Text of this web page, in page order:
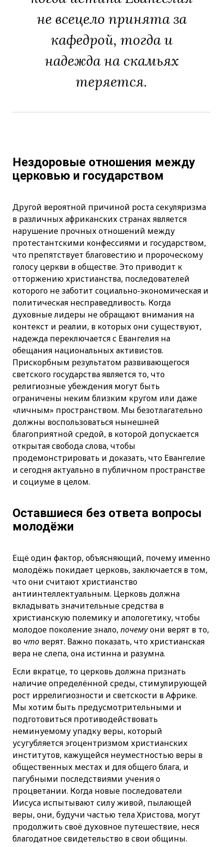
не всецело принята за
кафедрой, тогда и
надежда на скамьях
теряется.
Нездоровые отношения между
церковью и государством
Другой вероятной причиной роста секуляризма
в различных африканских странах является
нарушение прочных отношений между
протестантскими конфессиями и государством,
что препятствует благовестию и пророческому
голосу церкви в обществе. Это приводит к
отторжению христианства, последователей
которого не заботит социально-экономическая и
политическая несправедливость. Когда
духовные лидеры не обращают внимания на
контекст и реалии, в которых они существуют,
надежда переключается с Евангелия на
обещания национальных активистов.
Прискорбным результатом развивающегося
светского государства является то, что
религиозные убеждения могут быть
ограничены неким близким кругом или даже
«личным» пространством. Мы безотлагательно
должны воспользоваться нынешней
благоприятной средой, в которой допускается
открытая свобода слова, чтобы
продемонстрировать и доказать, что Евангелие
и сегодня актуально в публичном пространстве
и социуме в целом.
Оставшиеся без ответа вопросы
молодёжи
Ещё один фактор, объясняющий, почему именно
молодёжь покидает церковь, заключается в том,
что они считают христианство
антиинтеллектуальным. Церковь должна
вкладывать значительные средства в
христианскую полемику и апологетику, чтобы
молодое поколение знало, почемуони верят в то,
во что верят. Важно показать, что христианская
вера не слепа, она истинна и разумна.
Если вкратце, то церковь должна признать
наличие определённой среды, стимулирующей
рост иррелигиозности и светскости в Африке.
Мы хотим быть предусмотрительными и
подготовиться противодействовать
неминуемому упадку веры, который
усугубляется эгоцентризмом христианских
институтов, кажущейся неуместностью веры в
общественных местах и для общего блага, и
пагубными последствиями учения о
процветании. Когда новые последователи
Иисуса испытывают силу живой, пылающей
веры, они, будучи частью тела Христова, могут
продолжить своё духовное путешествие, неся
благодатное свидетельство в свои общины.